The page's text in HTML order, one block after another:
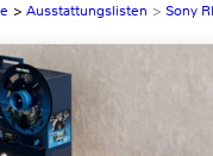
> Ausstattungslisten > Sony